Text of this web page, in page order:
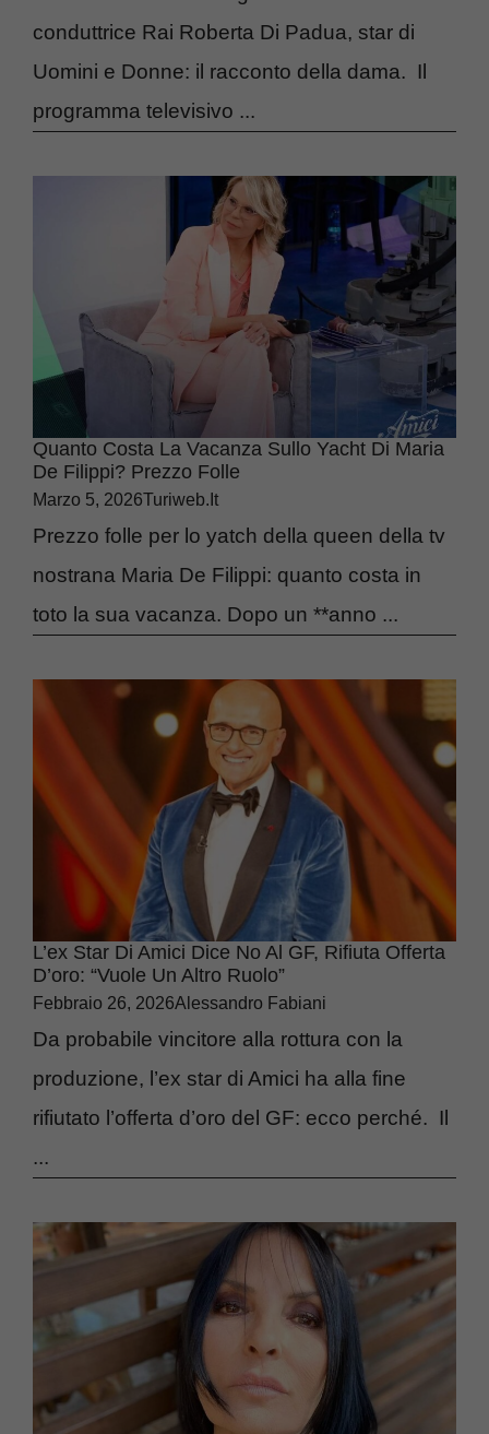
conduttrice Rai Roberta Di Padua, star di
Uomini e Donne: il racconto della dama. Il
programma televisivo ...
Quanto Costa La Vacanza Sullo Yacht Di Maria
De Filippi? Prezzo Folle
Marzo 5, 2026Turiweb.it
Prezzo folle per lo yatch della queen della tv
nostrana Maria De Filippi: quanto costa in
toto la sua vacanza. Dopo un **anno ...
L’ex Star Di Amici Dice No Al GF, Rifiuta Offerta
D’oro: “Vuole Un Altro Ruolo”
Febbraio 26, 2026Alessandro Fabiani
Da probabile vincitore alla rottura con la
produzione, l’ex star di Amici ha alla fine
rifiutato l’offerta d’oro del GF: ecco perché. Il
...